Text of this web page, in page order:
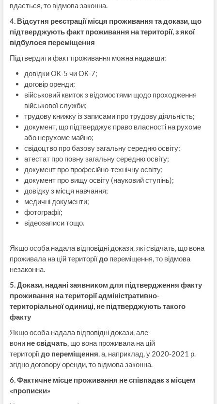
вдається, то відмова законна.
4. Відсутня реєстрації місця проживання та докази, що
підтверджують факт проживання на території, з якої
відбулося переміщення
Підтвердити факт проживання можна надавши:
довідки ОК-5 чи ОК-7;
договір оренди;
військовий квиток з відомостями щодо проходження
військової служби;
трудову книжку із записами про трудову діяльність;
документ, що підтверджує право власності на рухоме
або нерухоме майно;
свідоцтво про базову загальну середню освіту;
атестат про повну загальну середню освіту;
документ про професійно-технічну освіту;
документ про вищу освіту (науковий ступінь);
довідку з місця навчання;
медичні документи;
фотографії;
відеозаписи тощо.
Якщо особа надала відповідні докази, які свідчать, що вона
проживала на цій територіїдопереміщення, то відмова
незаконна.
5. Докази, надані заявником для підтвердження факту
проживання на території адміністративно-
територіальної одиниці, не підтверджують такого
факту
Якщо особа надала відповідні докази, але
вони не свідчать, що вона проживала на цій
територіїдо переміщення, а, наприклад, у 2020-2021 р.
згідно договору оренди, то відмова законна.
6. Фактичне місце проживання не співпадає з місцем
«прописки»